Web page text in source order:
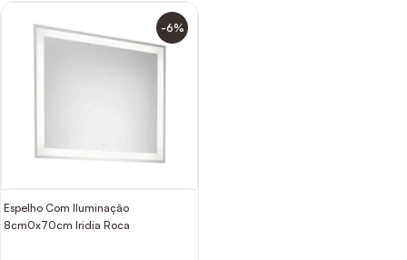
-6%
Espelho Com Iluminação
8cm0x70cm Iridia Roca